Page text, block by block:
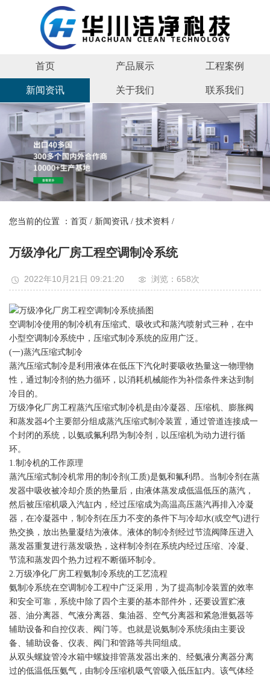
首页 产品展示 工程案例
新闻资讯 关于我们 联系我们
您当前的位置 ： 首页 / 新闻资讯 / 技术资料 /
万级净化厂房工程空调制冷系统
2022年10月21日 09:21:20 浏览：658次
空调制冷使用的制冷机有压缩式、吸收式和蒸汽喷射式三种，在中
小型空调制冷系统中，压缩式制冷系统的应用广泛。
(一)蒸汽压缩式制冷
蒸汽压缩式制冷是利用液体在低压下汽化时要吸收热量这一物理物
性，通过制冷剂的热力循环，以消耗机械能作为补偿条件来达到制
冷目的。
万级净化厂房工程蒸汽压缩式制冷机是由冷凝器、压缩机、膨胀阀
和蒸发器4个主要部分组成蒸汽压缩式制冷装置，通过管道连接成一
个封闭的系统，以氨或氟利昂为制冷剂，以压缩机为动力进行循
环。
1.制冷机的工作原理
蒸汽压缩式制冷机常用的制冷剂(工质)是氨和氟利昂。当制冷剂在蒸
发器中吸收被冷却介质的热量后，由液体蒸发成低温低压的蒸汽，
然后被压缩机吸入汽缸内，经过压缩成为高温高压蒸汽再排入冷凝
器，在冷凝器中，制冷剂在压力不变的条件下与冷却水(或空气)进行
热交换，放出热量凝结为液体。液体的制冷剂经过节流阀降压进入
蒸发器重复进行蒸发吸热，这样制冷剂在系统内经过压缩、冷凝、
节流和蒸发四个热力过程不断循环制冷。
2.万级净化厂房工程氨制冷系统的工艺流程
氨制冷系统在空调制冷工程中广泛采用，为了提高制冷装置的效率
和安全可靠，系统中除了四个主要的基本部件外，还要设置贮液
器、油分离器、气液分离器、集油器、空气分离器和紧急泄氨器等
辅助设备和自控仪表、阀门等。也就是说氨制冷系统须由主要设
备、辅助设备、仪表、阀门和管路等共同组成。
从双头螺旋管冷水箱中螺旋排管蒸发器出来的、经氨液分离器分离
过的低温低压氨气，由制冷压缩机吸气管吸入低压缸内。该气体经